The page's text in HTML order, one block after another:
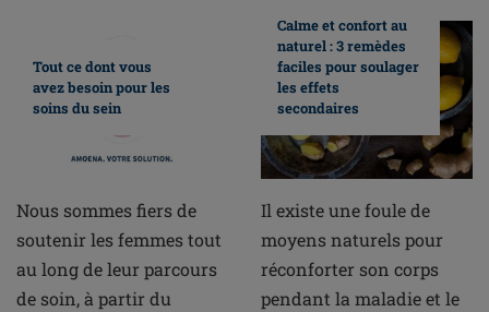
Tout ce dont vous
avez besoin pour les
soins du sein
Nous sommes fiers de
soutenir les femmes tout
au long de leur parcours
de soin, à partir du
Calme et confort au
naturel : 3 remèdes
faciles pour soulager
les effets
secondaires
Il existe une foule de
moyens naturels pour
réconforter son corps
pendant la maladie et le